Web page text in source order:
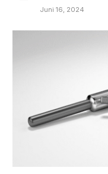
Juni 16, 2024